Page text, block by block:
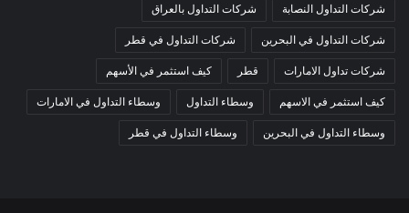
شركات التداول النصابة شركات التداول بالعراق
شركات التداول في البحرين شركات التداول في قطر
شركات تداول الامارات قطر كيف استثمر في الأسهم
كيف استثمر في الاسهم وسطاء التداول وسطاء التداول في الامارات
وسطاء التداول في البحرين وسطاء التداول في قطر